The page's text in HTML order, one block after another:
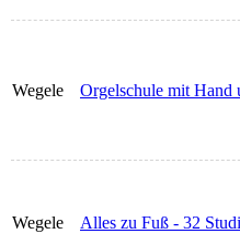
Wegele Orgelschule mit Hand
Wegele Alles zu Fuß - 32